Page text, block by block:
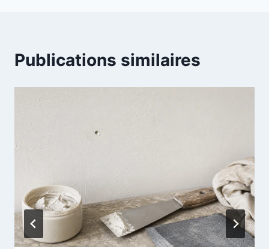
Publications similaires